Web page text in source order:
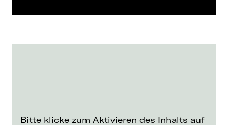
Bitte klicke zum Aktivieren des Inhalts auf